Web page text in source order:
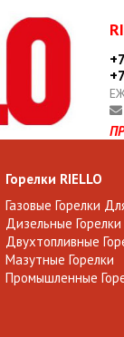
Горелки RIELLO
Газовые Горелки
Дизельные
Двухтопливные
Мазутные Горелки
Промышленные